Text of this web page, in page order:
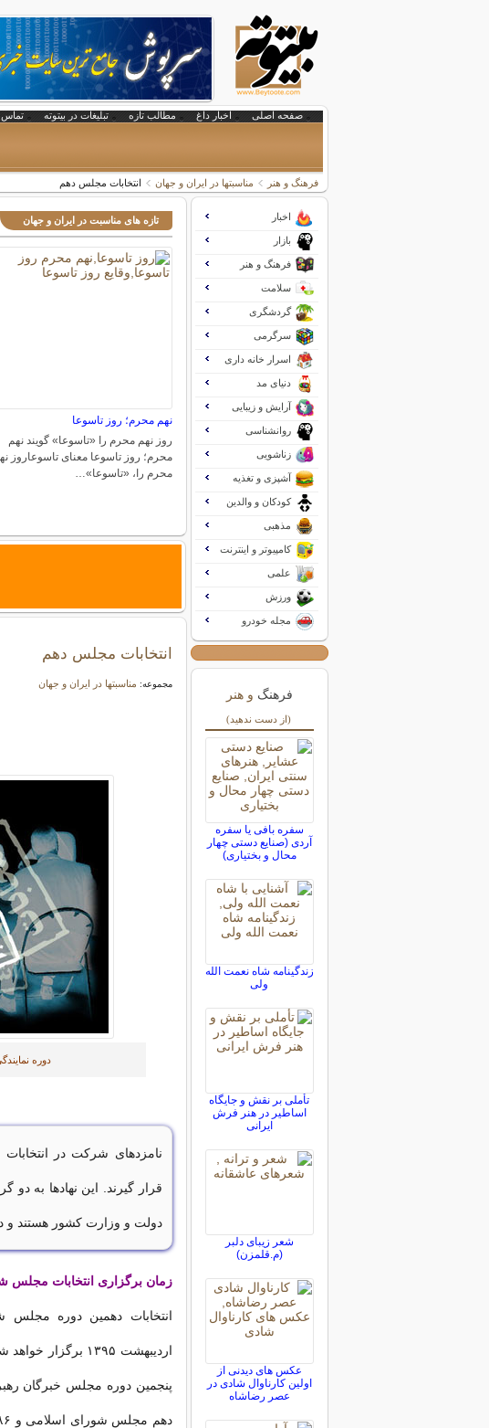
صفحه اصلی اخبار داغ مطالب تازه تبلیغات در بیتوته تماس
فرهنگ و هنر مناسبتها در ایران و جهان انتخابات مجلس دهم
تازه های مناسبت در ایران و جهان
نهم محرم؛ روز تاسوعا
روز نهم محرم را «‌تاسوعا‌» گویند نهم
محرم؛ روز تاسوعا معنای تاسوعاروز
محرم را، «‌تاسوعا‌»…
انتخابات مجلس دهم
مجموعه: مناسبتها در ایران و جهان
دوره
نامزدهای شرکت در
قرار گیرند. این نهادها به
دولت و وزارت کشور هستند و
زمان برگزاری انتخابات مجلس
اردیبهشت ۱۳۹۵
اخبار
بازار
فرهنگ و هنر
سلامت
گردشگری
سرگرمی
اسرار خانه داری
دنیای مد
آرایش و زیبایی
روانشناسی
زناشویی
آشپزی و تغذیه
کودکان و والدین
مذهبی
کامپیوتر و اینترنت
علمی
ورزش
مجله خودرو
فرهنگ و هنر
(از دست ندهید)
سفره بافی یا سفره
آردی (صنایع دستی چهار
محال و بختیاری)
زندگینامه شاه نعمت الله
ولی
تأملی بر نقش و جایگاه
اساطیر در هنر فرش
ایرانی
شعر زیبای دلبر
(م.قلمزن)
عکس های دیدنی از
اولین کارناوال‌ شادی در
عصر رضاشاه